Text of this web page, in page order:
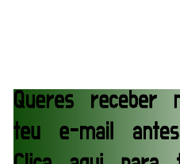
TNA iMPACT Wrestling
Unknown- Jul 24 2026